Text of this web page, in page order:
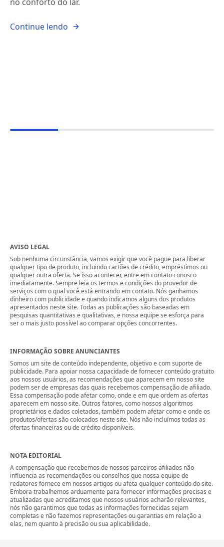
Continue lendo
AVISO LEGAL
Sob nenhuma circunstância, vamos exigir que você pague para liberar
qualquer tipo de produto, incluindo cartões de crédito, empréstimos ou
qualquer outra oferta. Se isso acontecer, entre em contato conosco
imediatamente. Sempre leia os termos e condições do provedor de
serviços com o qual você está entrando em contato. Nós ganhamos
dinheiro com publicidade e quando indicamos alguns dos produtos
apresentados neste site. Todas as publicações são baseadas em
pesquisas quantitativas e qualitativas, e nossa equipe se esforça para
ser o mais justo possível ao comparar opções concorrentes.
INFORMAÇÃO SOBRE ANUNCIANTES
Somos um site de conteúdo independente, objetivo e com suporte de
publicidade. Para apoiar nossa capacidade de fornecer conteúdo gratuito
aos nossos usuários, as recomendações que aparecem em nosso site
podem ser de empresas das quais recebemos compensação de afiliado.
Essa compensação pode afetar como, onde e em que ordem as ofertas
aparecem em nosso site. Outros fatores, como nossos algoritmos
proprietários e dados coletados, também podem afetar como e onde os
produtos/ofertas são colocados neste site. Nós não incluímos todas as
ofertas financeiras ou de crédito disponíveis.
NOTA EDITORIAL
A compensação que recebemos de nossos parceiros afiliados não
influencia as recomendações ou conselhos que nossa equipe de
redatores fornece em nossos artigos ou afeta qualquer conteúdo do site.
Embora trabalhemos arduamente para fornecer informações precisas e
atualizadas que acreditamos que nossos usuários acharão relevantes,
nós não garantimos que todas as informações fornecidas sejam
completas e não fazemos representações ou garantias em relação a
elas, nem quanto à precisão ou sua aplicabilidade.